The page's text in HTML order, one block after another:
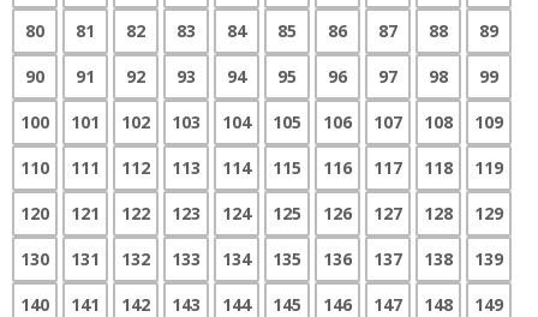
80
81 82 83 84 85 86 87 88
89
90
91 92 93 94 95 96 97 98
99
100
101 102 103 104 105 106 107 108
109
110
111 112 113 114 115 116 117 118
119
120
121 122 123 124 125 126 127 128
129
130
131 132 133 134 135 136 137 138
139
140
141 142 143 144 145 146 147 148
149